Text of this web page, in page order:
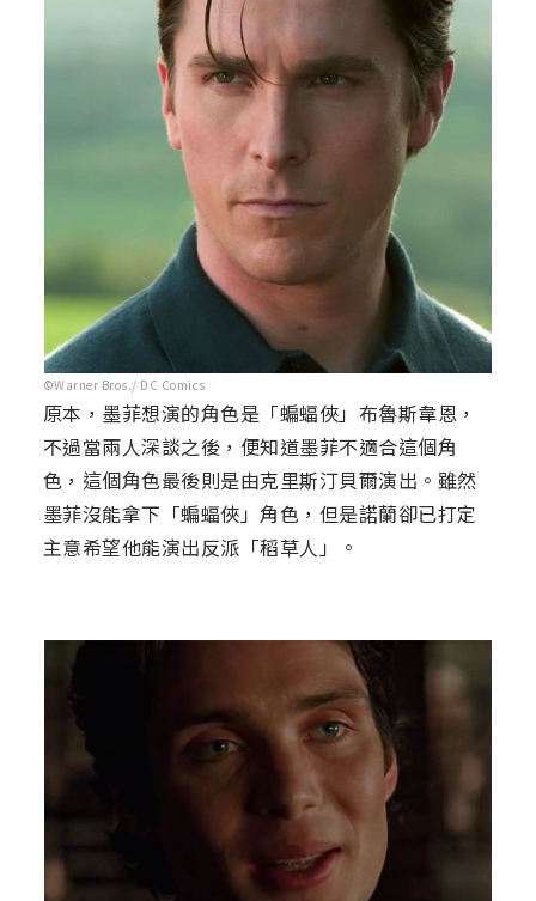
©Warner Bros./ DC Comics
原本，墨菲想演的角色是「蝙蝠俠」布魯斯韋恩，
不過當兩人深談之後，便知道墨菲不適合這個角
色，這個角色最後則是由克里斯汀貝爾演出。雖然
墨菲沒能拿下「蝙蝠俠」角色，但是諾蘭卻已打定
主意希望他能演出反派「稻草人」。